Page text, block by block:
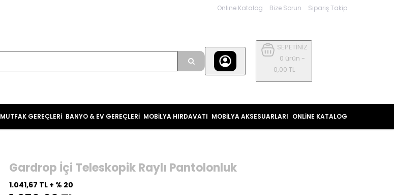
Online Katalog Bize Sorun Sipariş Takip
SEPETİNİZ
0 ürün -
0,00 TL
ONLINE KATALOG
MOBİLYA AKSESUARLARI
MOBİLYA HIRDAVATI
BANYO & EV GEREÇLERİ
MUTFAK GEREÇLERİ
Gardrop İçi Teleskopik Raylı Pantolonluk
1.041,67 TL + % 20